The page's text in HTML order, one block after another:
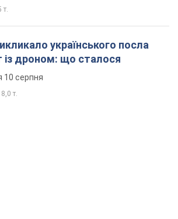
т.
українського посла
із дроном: що сталося
10 серпня
8,0 т.